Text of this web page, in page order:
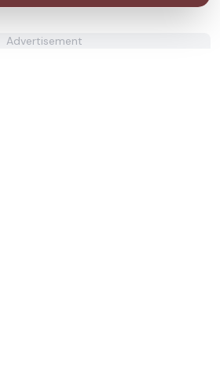
Advertisement